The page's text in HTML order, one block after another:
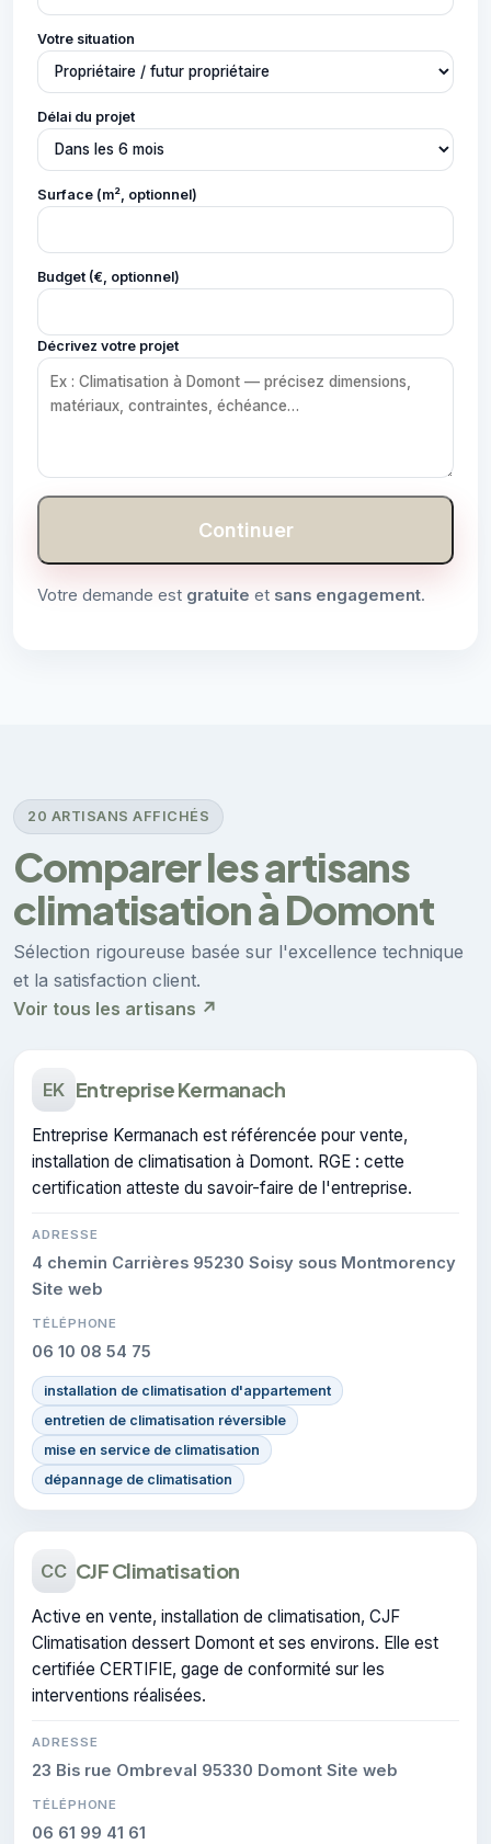
Votre situation
Délai du projet
Surface (m², optionnel)
Budget (€, optionnel)
Décrivez votre projet
Continuer
Votre demande est gratuite et sans engagement.
20 ARTISANS AFFICHÉS
Comparer les artisans
climatisation à Domont
Sélection rigoureuse basée sur l'excellence technique
et la satisfaction client.
Voir tous les artisans ↗
EK Entreprise Kermanach
Entreprise Kermanach est référencée pour vente,
installation de climatisation à Domont. RGE : cette
certification atteste du savoir-faire de l'entreprise.
ADRESSE
4 chemin Carrières 95230 Soisy sous Montmorency
Site web
TÉLÉPHONE
06 10 08 54 75
installation de climatisation d'appartement
entretien de climatisation réversible
mise en service de climatisation
dépannage de climatisation
CC CJF Climatisation
Active en vente, installation de climatisation, CJF
Climatisation dessert Domont et ses environs. Elle est
certifiée CERTIFIE, gage de conformité sur les
interventions réalisées.
ADRESSE
23 Bis rue Ombreval 95330 Domont Site web
TÉLÉPHONE
06 61 99 41 61